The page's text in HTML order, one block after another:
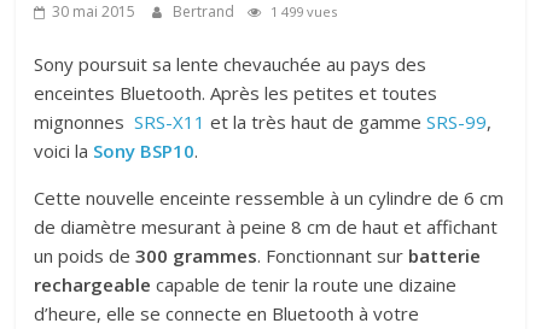
30 mai 2015 Bertrand 1 499 vues
Sony poursuit sa lente chevauchée au pays des
enceintes Bluetooth. Après les petites et toutes
mignonnesSRS-X11 et la très haut de gammeSRS-99,
voici la Sony BSP10.
Cette nouvelle enceinte ressemble à un cylindre de 6 cm
de diamètre mesurant à peine 8 cm de haut et affichant
un poids de 300 grammes. Fonctionnant sur batterie
rechargeable capable de tenir la route une dizaine
d’heure, elle se connecte en Bluetooth à votre